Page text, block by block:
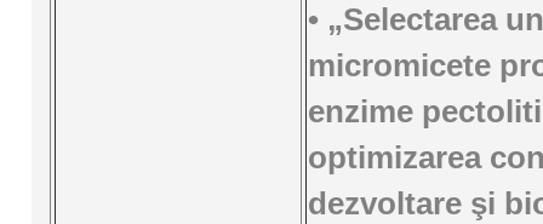
• „Selectarea
micromicete
enzime
optimizarea
dezvoltare şi